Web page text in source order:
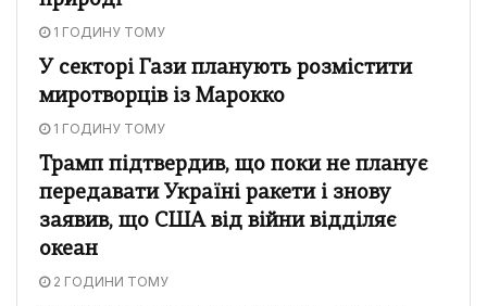
1 ГОДИНУ ТОМУ
У секторі Гази планують розмістити
миротворців із Марокко
1 ГОДИНУ ТОМУ
Трамп підтвердив, що поки не планує
передавати Україні ракети і знову
заявив, що США від війни відділяє
океан
2 ГОДИНИ ТОМУ